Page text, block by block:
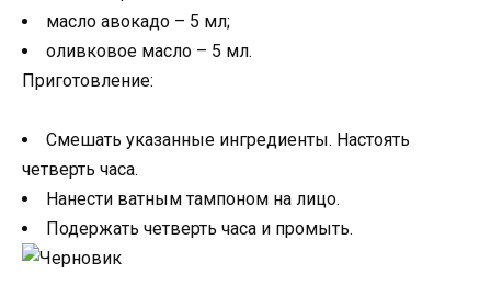
масло авокадо – 5 мл;
оливковое масло – 5 мл.
Приготовление:
Смешать указанные ингредиенты. Настоять
четверть часа.
Нанести ватным тампоном на лицо.
Подержать четверть часа и промыть.